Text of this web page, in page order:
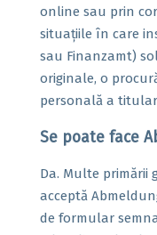
online sau prin
situațiile în care
sau Finanzamt)
originale, o
personală a
Se poate face
Da. Multe primării
acceptă
de formular